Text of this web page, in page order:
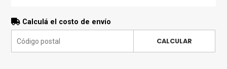
Calculá el costo de envío
CALCULAR